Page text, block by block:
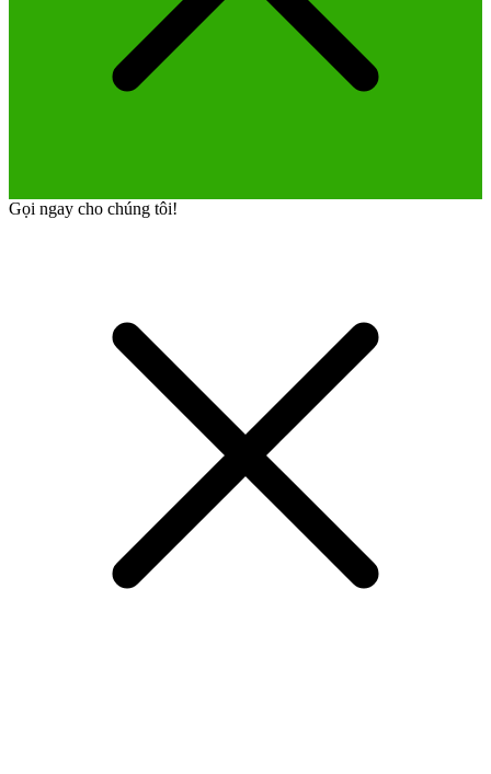
Gọi ngay cho chúng tôi!